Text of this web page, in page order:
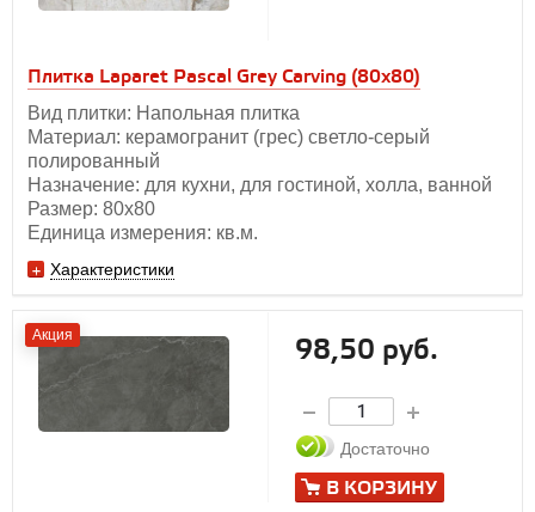
Плитка Laparet Pascal Grey Carving (80х80)
Вид плитки: Напольная плитка
Материал: керамогранит (грес) светло-серый
полированный
Назначение: для кухни, для гостиной, холла, ванной
Размер: 80х80
Единица измерения: кв.м.
Характеристики
Акция 98,50 руб.
Достаточно
В КОРЗИНУ